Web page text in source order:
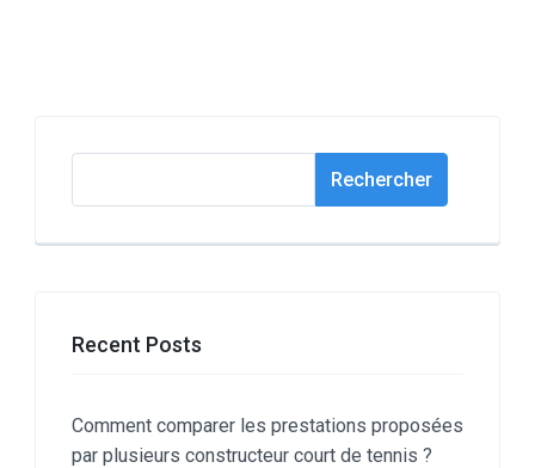
Rechercher
Recent Posts
Comment comparer les prestations proposées
par plusieurs constructeur court de tennis ?